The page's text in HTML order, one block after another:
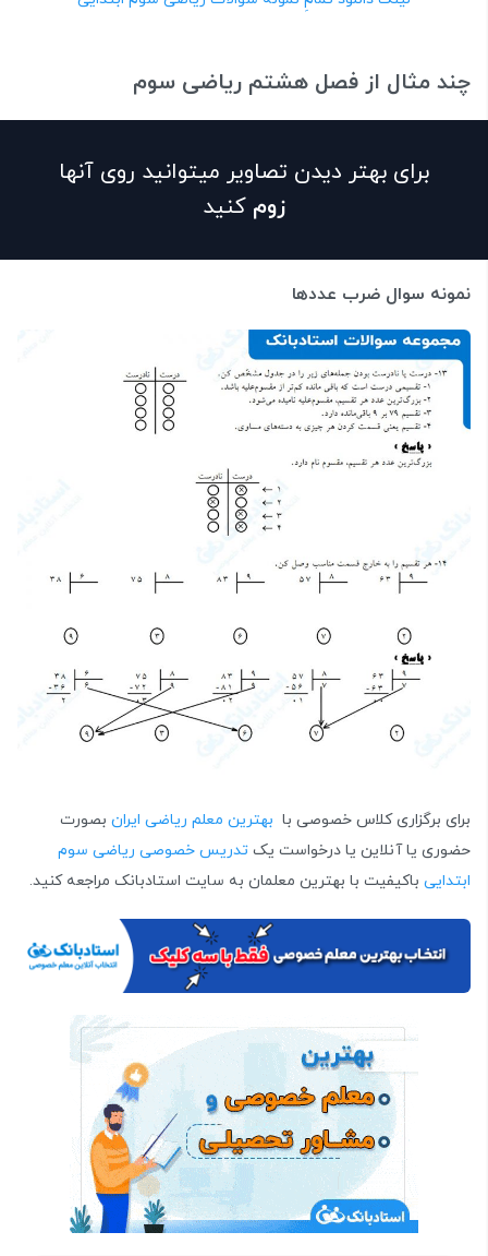
چند مثال از فصل هشتم ریاضی سوم
برای بهتر دیدن تصاویر میتوانید روی آنها
زوم کنید
نمونه سوال ضرب عددها
برای برگزاری کلاس خصوصی با بهترین معلم ریاضی ایران بصورت
حضوری یا آنلاین یا درخواست یک تدریس خصوصی ریاضی سوم
ابتدایی باکیفیت با بهترین معلمان به سایت استادبانک مراجعه کنید.